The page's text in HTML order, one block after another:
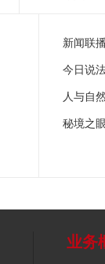
新闻联
今日说
人与自
秘境之
业务